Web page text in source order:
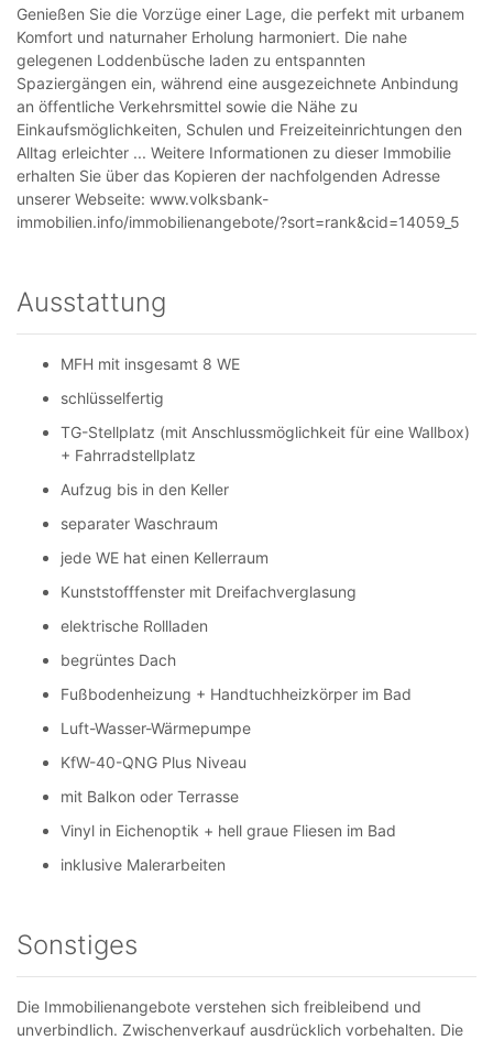
Genießen Sie die Vorzüge einer Lage, die perfekt mit urbanem
Komfort und naturnaher Erholung harmoniert. Die nahe
gelegenen Loddenbüsche laden zu entspannten
Spaziergängen ein, während eine ausgezeichnete Anbindung
an öffentliche Verkehrsmittel sowie die Nähe zu
Einkaufsmöglichkeiten, Schulen und Freizeiteinrichtungen den
Alltag erleichter ... Weitere Informationen zu dieser Immobilie
erhalten Sie über das Kopieren der nachfolgenden Adresse
unserer Webseite: www.volksbank-
immobilien.info/immobilienangebote/?sort=rank&cid=14059_5
Ausstattung
MFH mit insgesamt 8 WE
schlüsselfertig
TG-Stellplatz (mit Anschlussmöglichkeit für eine Wallbox)
+ Fahrradstellplatz
Aufzug bis in den Keller
separater Waschraum
jede WE hat einen Kellerraum
Kunststofffenster mit Dreifachverglasung
elektrische Rollladen
begrüntes Dach
Fußbodenheizung + Handtuchheizkörper im Bad
Luft-Wasser-Wärmepumpe
KfW-40-QNG Plus Niveau
mit Balkon oder Terrasse
Vinyl in Eichenoptik + hell graue Fliesen im Bad
inklusive Malerarbeiten
Sonstiges
Die Immobilienangebote verstehen sich freibleibend und
unverbindlich. Zwischenverkauf ausdrücklich vorbehalten. Die